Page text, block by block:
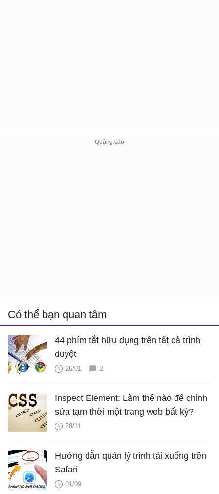
Có thể bạn quan tâm
44 phím tắt hữu dụng trên tất cả trình
duyệt
26/01 2
Inspect Element: Làm thế nào để chỉnh
sửa tạm thời một trang web bất kỳ?
28/11
Hướng dẫn quản lý trình tải xuống trên
Safari
01/09